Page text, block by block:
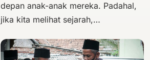
depan anak-anak mereka. Padahal,
jika kita melihat sejarah,…